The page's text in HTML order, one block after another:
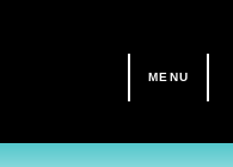
MENU